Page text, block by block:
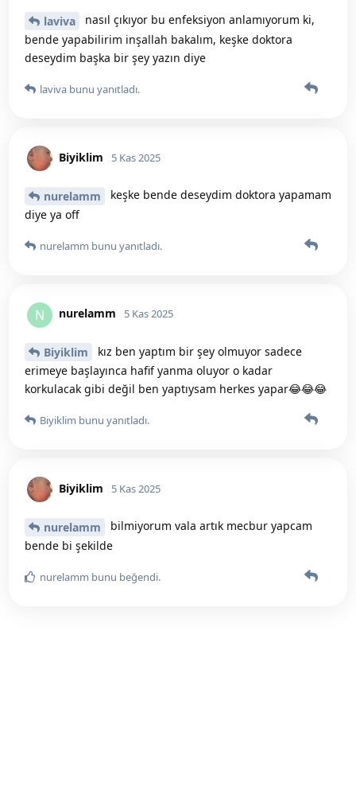
laviva
nasıl çıkıyor bu enfeksiyon anlamıyorum ki,
bende yapabilirim inşallah bakalım, keşke doktora
deseydim başka bir şey yazın diye
laviva bunu yanıtladı.
Biyiklim 5 Kas 2025
nurelamm
keşke bende deseydim doktora yapamam
diye ya off
nurelamm bunu yanıtladı.
N nurelamm 5 Kas 2025
Biyiklim
kız ben yaptım bir şey olmuyor sadece
erimeye başlayınca hafif yanma oluyor o kadar
korkulacak gibi değil ben yaptıysam herkes yapar😂😂😂
Biyiklim bunu yanıtladı.
Biyiklim 5 Kas 2025
nurelamm
bilmiyorum vala artık mecbur yapcam
bende bi şekilde
nurelamm bunu beğendi.